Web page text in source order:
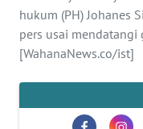
hukum (PH) Johanes
pers usai mendatangi
[WahanaNews.co/ist]
IKLAN